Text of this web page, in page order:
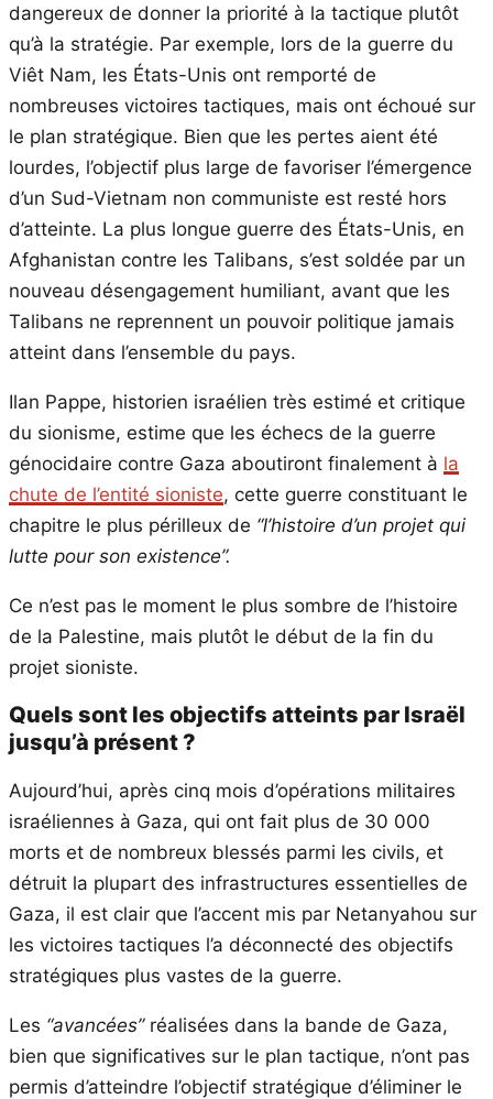
dangereux de donner la priorité à la tactique plutôt
qu’à la stratégie. Par exemple, lors de la guerre du
Viêt Nam, les États-Unis ont remporté de
nombreuses victoires tactiques, mais ont échoué sur
le plan stratégique. Bien que les pertes aient été
lourdes, l’objectif plus large de favoriser l’émergence
d’un Sud-Vietnam non communiste est resté hors
d’atteinte. La plus longue guerre des États-Unis, en
Afghanistan contre les Talibans, s’est soldée par un
nouveau désengagement humiliant, avant que les
Talibans ne reprennent un pouvoir politique jamais
atteint dans l’ensemble du pays.
Ilan Pappe, historien israélien très estimé et critique
du sionisme, estime que les échecs de la guerre
génocidaire contre Gaza aboutiront finalement à la
chute de l’entité sioniste, cette guerre constituant le
chapitre le plus périlleux de “l’histoire d’un projet qui
lutte pour son existence”.
Ce n’est pas le moment le plus sombre de l’histoire
de la Palestine, mais plutôt le début de la fin du
projet sioniste.
Quels sont les objectifs atteints par Israël
jusqu’à présent ?
Aujourd’hui, après cinq mois d’opérations militaires
israéliennes à Gaza, qui ont fait plus de 30 000
morts et de nombreux blessés parmi les civils, et
détruit la plupart des infrastructures essentielles de
Gaza, il est clair que l’accent mis par Netanyahou sur
les victoires tactiques l’a déconnecté des objectifs
stratégiques plus vastes de la guerre.
Les “avancées”réalisées dans la bande de Gaza,
bien que significatives sur le plan tactique, n’ont pas
permis d’atteindre l’objectif stratégique d’éliminer le